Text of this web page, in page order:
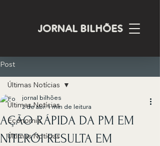
JORNAL BILHÕES
Post
Últimas Notícias
Economia
Últimas Notícias
Últimas Notícias
AÇÃO RÁPIDA DA PM EM
NITERÓI RESULTA EM
jornal bilhões
2 de abr.1 min de leitura